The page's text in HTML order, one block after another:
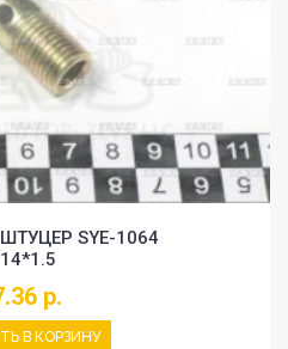
SYE-1064
р.
В КОРЗИНУ